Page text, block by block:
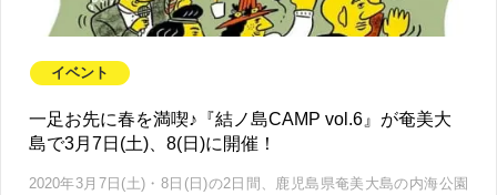
イベント
一足お先に春を満喫♪『結ノ島CAMP vol.6』が奄美大
島で3月7日(土)、8(日)に開催！
2020年3月7日(土)・8日(日)の2日間、鹿児島県奄美大島の内海公園